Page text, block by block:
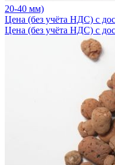
20-40 мм)
Цена (без учёта НДС) с
Цена (без учёта НДС) с